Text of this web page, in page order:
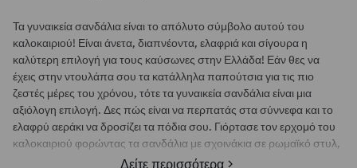
Τα γυναικεία σανδάλια είναι το απόλυτο σύμβολο αυτού του
καλοκαιριού! Είναι άνετα, διαπνέοντα, ελαφριά και σίγουρα η
καλύτερη επιλογή για τους καύσωνες στην Ελλάδα! Εάν θες να
έχεις στην ντουλάπα σου τα κατάλληλα παπούτσια για τις πιο
ζεστές μέρες του χρόνου, τότε τα γυναικεία σανδάλια είναι μια
αξιόλογη επιλογή. Δες πώς είναι να περπατάς στα σύννεφα και το
ελαφρύ αεράκι να δροσίζει τα πόδια σου. Γιόρτασε τον ερχομό του
καλοκαιριού φορώντας τα σανδάλια με σχοινάκια σε ρωμαϊκό στυλ,
τα κομψά σανδάλια με τακούνι ή τα πιο άνετα αθλητικά γυναικεία
Δείτε περισσότερα